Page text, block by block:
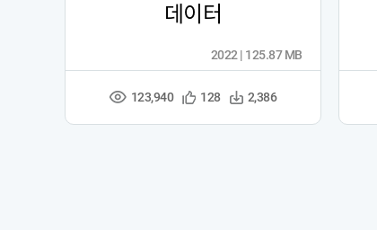
데이터
조
수
123,940
관
등
128
다
수
2,386
2022 | 125.87 MB